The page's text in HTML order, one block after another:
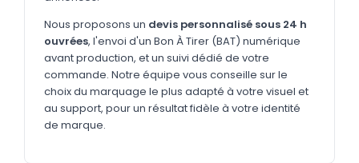
Technologie
Vêtements
Outils & porte-clés
Cuisine
Nous proposons un devis personnalisé sous 24 h
ouvrées, l'envoi d'un Bon À Tirer (BAT) numérique
avant production, et un suivi dédié de votre
commande. Notre équipe vous conseille sur le
choix du marquage le plus adapté à votre visuel et
au support, pour un résultat fidèle à votre identité
de marque.